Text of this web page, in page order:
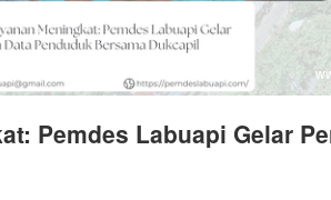
Pemdes Labuapi Gelar